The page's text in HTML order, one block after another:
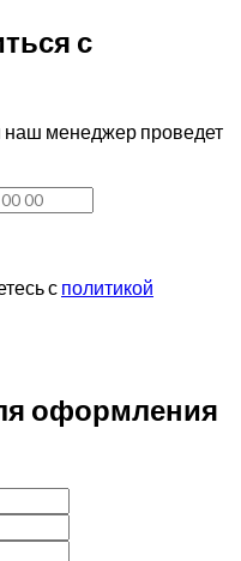
с
менеджер проведет
с политикой
оформления